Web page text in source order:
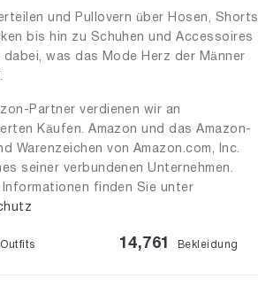
und Pullovern über Hosen, Shorts
bis hin zu Schuhen und Accessoires
dabei, was das Mode Herz der Männer
Partner verdienen wir an
Käufen. Amazon und das Amazon-
Warenzeichen von Amazon.com, Inc.
seiner verbundenen Unternehmen.
Informationen finden Sie unter
Outfits 14,761 Bekleidung